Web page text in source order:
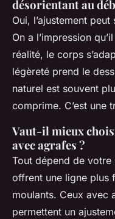
désorientant au
Oui, l’ajustement
On a l’impression
réalité, le corps
légèreté prend le
naturel est souvent
comprime. C’est une
Vaut-il mieux
avec agrafes ?
Tout dépend de votre
offrent une ligne plus
moulants. Ceux avec
permettent un